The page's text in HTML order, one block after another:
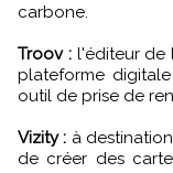
carbone.
Troov :l'éditeur de
plateforme
outil de prise de
Vizity : à
de créer des